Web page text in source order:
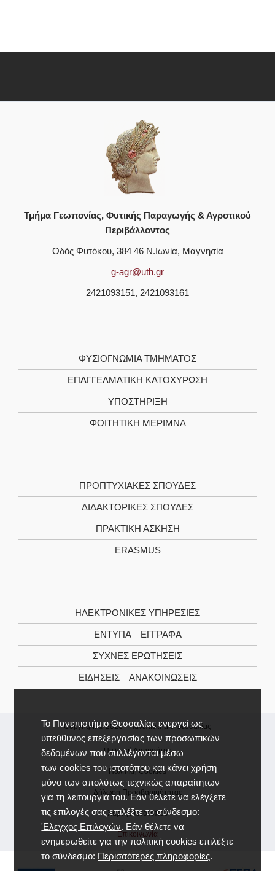
Το Πανεπιστήμιο Θεσσαλίας ενεργεί ως
υπεύθυνος επεξεργασίας των προσωπικών
δεδομένων που συλλέγονται μέσω
των cookies του ιστοτόπου και κάνει χρήση
μόνο των απολύτως τεχνικώς απαραίτητων
για τη λειτουργία του. Εάν θέλετε να ελέγξετε
τις επιλογές σας επιλέξτε το σύνδεσμο:
'Ελεγχος Επιλογών. Εάν θέλετε να
ενημερωθείτε για την πολιτική cookies επιλέξτε
το σύνδεσμο: Περισσότερες πληροφορίες.
Τμήμα Γεωπονίας, Φυτικής Παραγωγής & Αγροτικού
Περιβάλλοντος
Οδός Φυτόκου, 384 46 Ν.Ιωνία, Μαγνησία
g-agr@uth.gr
2421093151, 2421093161
ΦΥΣΙΟΓΝΩΜΙΑ ΤΜΗΜΑΤΟΣ
ΕΠΑΓΓΕΛΜΑΤΙΚΗ ΚΑΤΟΧΥΡΩΣΗ
ΥΠΟΣΤΗΡΙΞΗ
ΦΟΙΤΗΤΙΚΗ ΜΕΡΙΜΝΑ
ΠΡΟΠΤΥΧΙΑΚΕΣ ΣΠΟΥΔΕΣ
ΔΙΔΑΚΤΟΡΙΚΕΣ ΣΠΟΥΔΕΣ
ΠΡΑΚΤΙΚΗ ΑΣΚΗΣΗ
ERASMUS
ΗΛΕΚΤΡΟΝΙΚΕΣ ΥΠΗΡΕΣΙΕΣ
ΕΝΤΥΠΑ – ΕΓΓΡΑΦΑ
ΣΥΧΝΕΣ ΕΡΩΤΗΣΕΙΣ
ΕΙΔΗΣΕΙΣ – ΑΝΑΚΟΙΝΩΣΕΙΣ
Copyright © 2026 -Πανεπιστήμιο Θεσσαλίας
Πολιτική Απορρήτου
Πολιτική Cookies
Δήλωση Προσβασιμότητας
Χάρτης Ιστοτόπου
Επικοινωνία